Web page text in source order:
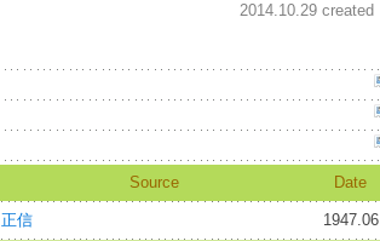
2014.10.29 created
Source Date
正信 1947.06